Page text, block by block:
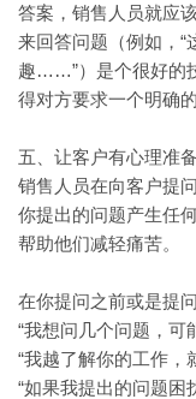
答案，销售人员就应
来回答问题（例如， “
趣……”）是个很好的
得对方要求一个明确
五、让客户有心理准备
销售人员在向客户提
你提出的问题产生任
帮助他们减轻痛苦。
在你提问之前或是提
“我想问几个问题，可
“我越了解你的工作，
“如果我提出的问题困